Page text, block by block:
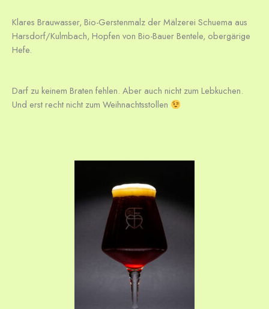
Klares Brauwasser, Bio-Gerstenmalz der Mälzerei Schuema aus
Harsdorf/Kulmbach, Hopfen von Bio-Bauer Bentele, obergärige
Hefe.
Darf zu keinem Braten fehlen. Aber auch nicht zum Lebkuchen.
Und erst recht nicht zum Weihnachtsstollen